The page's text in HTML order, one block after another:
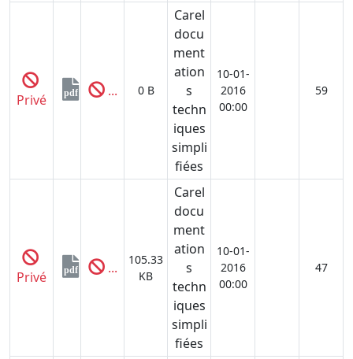
Privé pdf ... 0 B
Carel
docu
ment
ation
s
techn
iques
simpli
fiées
10-01-
2016
00:00
59
Privé pdf ...
105.33
KB
Carel
docu
ment
ation
s
techn
iques
simpli
fiées
10-01-
2016
00:00
47